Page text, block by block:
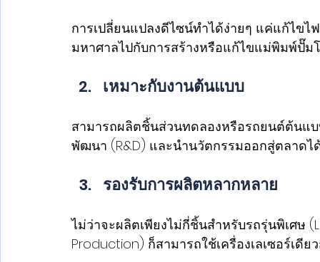
การเปลี่ยนแปลงดีไซน์ทำได้ง่ายๆ แค่แก้ไขไ
มหาศาลไปกับการสร้างหรือแก้ไขแม่พิมพ์ปั๊ม
เหมาะกับงานต้นแบบ
สามารถผลิตชิ้นส่วนทดลองหรือรถยนต์ต้นแบ
พัฒนา (R&D) และนำนวัตกรรมออกสู่ตลาดไ
รองรับการผลิตหลากหลาย
ไม่ว่าจะผลิตเพียงไม่กี่ชิ้นสำหรับรถรุ่นพิเศษ
Production) ก็สามารถใช้เครื่องเลเซอร์เดี